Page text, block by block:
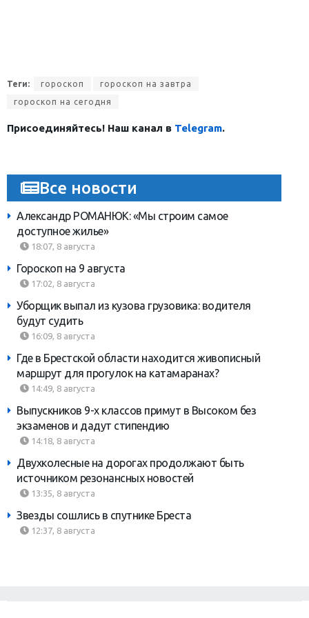
Теги: гороскоп
гороскоп на завтра
гороскоп на сегодня
Присоединяйтесь! Наш канал в Telegram.
Все новости
Александр РОМАНЮК: «Мы строим самое
доступное жилье»
18:07, 8 августа
Гороскоп на 9 августа
17:02, 8 августа
Уборщик выпал из кузова грузовика: водителя
будут судить
16:09, 8 августа
Где в Брестской области находится живописный
маршрут для прогулок на катамаранах?
14:49, 8 августа
Выпускников 9-х классов примут в Высоком без
экзаменов и дадут стипендию
14:18, 8 августа
Двухколесные на дорогах продолжают быть
источником резонансных новостей
13:35, 8 августа
Звезды сошлись в спутнике Бреста
12:37, 8 августа